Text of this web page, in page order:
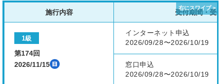
施行内容 受付期間・受
1級
第174回
2026/11/15
インターネット申込
2026/09/28〜2026/10/19
窓口申込
2026/09/28〜2026/10/19